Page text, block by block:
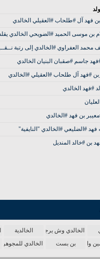
فهد آل #طلحاب #العقيلي الخالدي
بن موسى الحميد #الضويحي الخالدي
محمد العفراوي #الخالدي إلى رتبة
جاسم #صقبان البنيان الخالدي
#فهد آل طلحاب #العقيلي #الخالدي
#فهد الخالدي
بن فهد #الخالدي
فهد #الضليعي #الخالدي "النايفية"
بن #خالد المنديل
الخالدي وش يرجع الخالدية
واحدة بن بست الخالدي